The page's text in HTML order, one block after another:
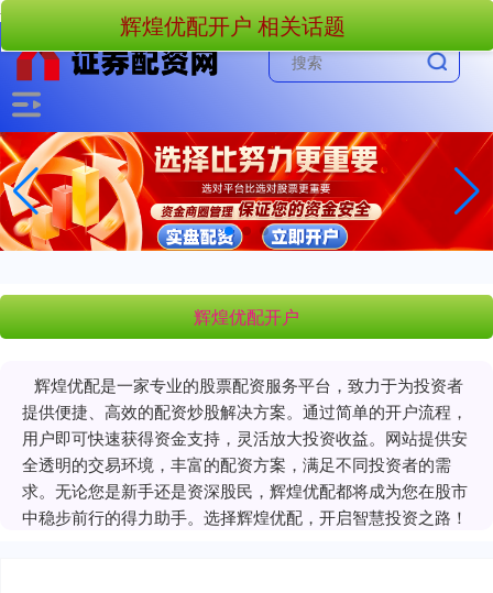
-->
辉煌优配开户
辉煌优配是一家专业的股票配资服务平台，致力于为投资者
提供便捷、高效的配资炒股解决方案。通过简单的开户流程，
用户即可快速获得资金支持，灵活放大投资收益。网站提供安
全透明的交易环境，丰富的配资方案，满足不同投资者的需
求。无论您是新手还是资深股民，辉煌优配都将成为您在股市
中稳步前行的得力助手。选择辉煌优配，开启智慧投资之路！
辉煌优配开户 相关话题